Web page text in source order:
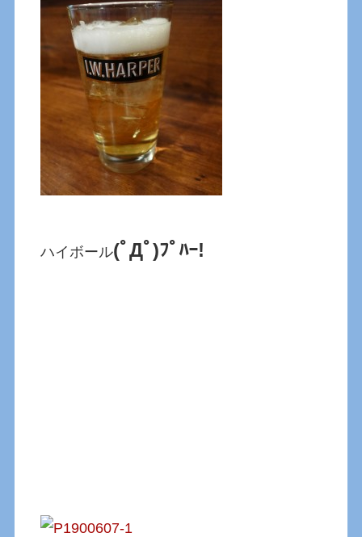
ハイボール(ﾟДﾟ)ﾌﾟﾊｰ!